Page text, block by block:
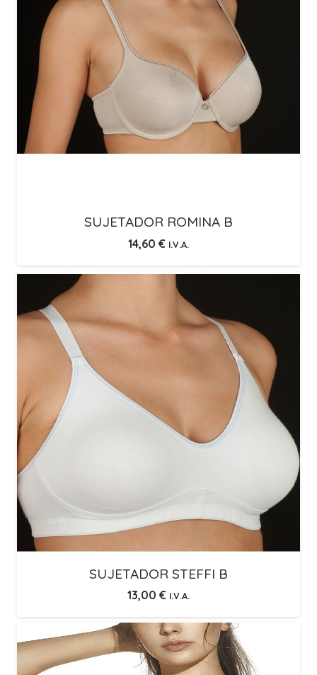
SUJETADOR ROMINA B
14,60 € I.V.A.
SUJETADOR STEFFI B
13,00 € I.V.A.